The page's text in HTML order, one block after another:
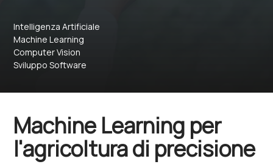
Intelligenza Artificiale
Machine Learning
Computer Vision
Sviluppo Software
Machine Learning per
l'agricoltura di precisione